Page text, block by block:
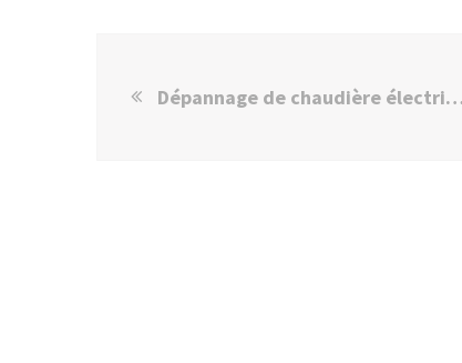
Dépannage de chaudière électrique La Queue-en-Brie